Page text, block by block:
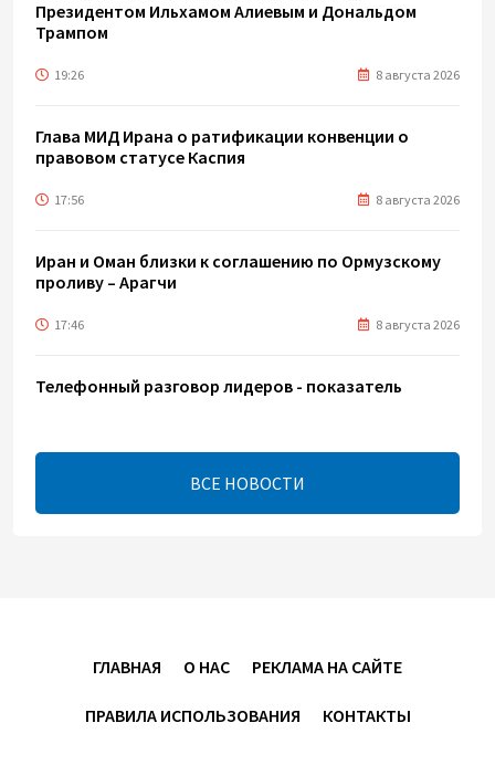
Президентом Ильхамом Алиевым и Дональдом
Трампом
19:26 8 августа 2026
Глава МИД Ирана о ратификации конвенции о
правовом статусе Каспия
17:56 8 августа 2026
Иран и Оман близки к соглашению по Ормузскому
проливу – Арагчи
17:46 8 августа 2026
Телефонный разговор лидеров - показатель
В минобороны Азербайджана прошло собрание
военных атташе в зарубежных странах (ФОТО)
8 августа 2026
ВСЕ НОВОСТИ
ГЛАВНАЯ О НАС РЕКЛАМА НА САЙТЕ
ПРАВИЛА ИСПОЛЬЗОВАНИЯ КОНТАКТЫ